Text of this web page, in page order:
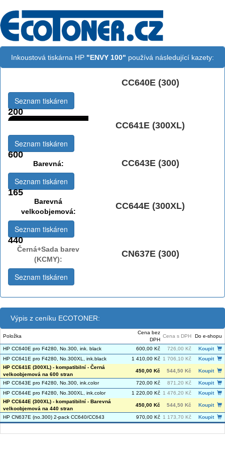
Inkoustová tiskárna HP "ENVY 100" používá následující kazety:
CC640E (300)
200
Seznam tiskáren
CC641E (300XL)
600
Seznam tiskáren
Barevná: CC643E (300)
165
Seznam tiskáren
Barevná
velkoobjemová:
CC644E (300XL)
440
Seznam tiskáren
Černá+Sada barev
(KCMY):
CN637E (300)
Seznam tiskáren
Výpis z ceníku ECOTONER:
Položka
Cena bez
DPH
Cena s DPH Do e-shopu
HP CC640E pro F4280, No.300, ink. black 600,00 Kč 726,00 Kč
Koupit
HP CC641E pro F4280, No.300XL, ink.black
1 410,00 Kč 1 706,10 Kč
Koupit
HP CC641E (300XL) - kompatibilní - Černá
velkoobjemová na 600 stran
450,00 Kč 544,50 Kč Koupit
HP CC643E pro F4280, No.300, ink.color 720,00 Kč 871,20 Kč
Koupit
HP CC644E pro F4280, No.300XL, ink.color
1 220,00 Kč 1 476,20 Kč
Koupit
HP CC644E (300XL) - kompatibilní - Barevná
velkoobjemová na 440 stran
450,00 Kč 544,50 Kč Koupit
HP CN637E (no.300) 2-pack CC640/CC643 970,00 Kč 1 173,70 Kč Koupit